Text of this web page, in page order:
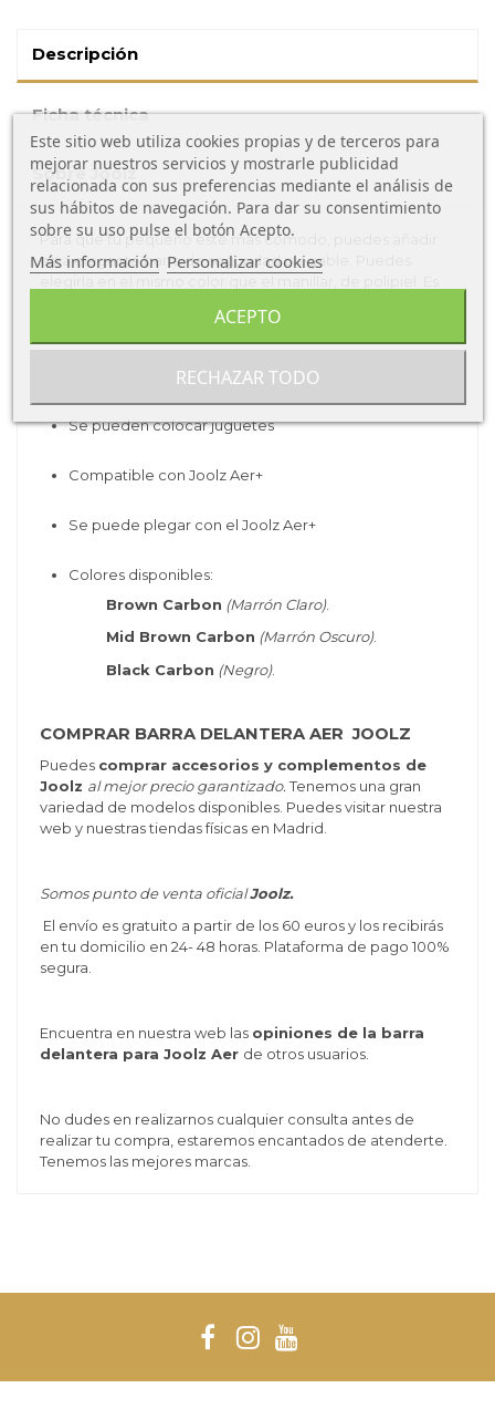
Descripción
Ficha técnica
Sobre Joolz
Para que tu pequeño esté más cómodo, puedes añadir
esta elegante barra de seguridad plegable. Puedes
Fácil de abrir con una mano
Se pueden colocar juguetes
Compatible con Joolz Aer+
Se puede plegar con el Joolz Aer+
Colores disponibles:
Brown Carbon (Marrón Claro).
Mid Brown Carbon (Marrón Oscuro).
Black Carbon (Negro).
COMPRAR BARRA DELANTERA AER JOOLZ
Puedes comprar accesorios y complementos de
Joolz al mejor precio garantizado.Tenemos una gran
variedad de modelos disponibles. Puedes visitar nuestra
web y nuestras tiendas físicas en Madrid.
Somos punto de venta oficialJoolz.
El envío es gratuito a partir de los 60 euros y los recibirás
en tu domicilio en 24- 48 horas. Plataforma de pago 100%
segura.
Encuentra en nuestra web las opiniones de la barra
delantera para Joolz Aer de otros usuarios.
No dudes en realizarnos cualquier consulta antes de
realizar tu compra, estaremos encantados de atenderte.
Tenemos las mejores marcas.
Este sitio web utiliza cookies propias y de terceros para
mejorar nuestros servicios y mostrarle publicidad
relacionada con sus preferencias mediante el análisis de
sus hábitos de navegación. Para dar su consentimiento
sobre su uso pulse el botón Acepto.
Más información Personalizar cookies
RECHAZAR TODO
ACEPTO